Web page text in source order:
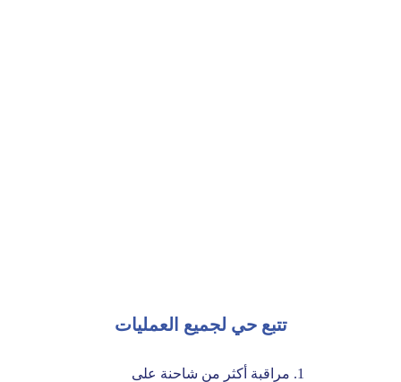
تتبع حي لجميع العمليات
مراقبة أكثر من شاحنة على